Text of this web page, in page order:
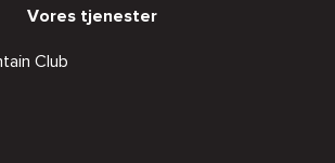
Vores tjenester
Club